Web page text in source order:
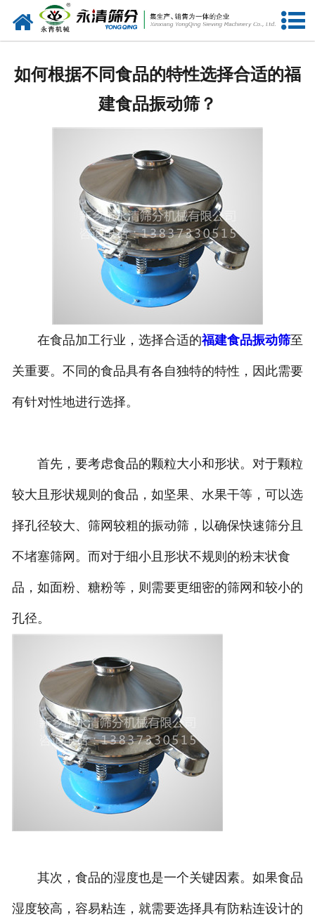
网站首页
产品中心
资质荣誉
服务准则
视频中心
联系我们
如何根据不同食品的特性选择合适的福
建食品振动筛？
在食品加工行业，选择合适的福建食品振动筛至
关重要。不同的食品具有各自独特的特性，因此需要
有针对性地进行选择。
首先，要考虑食品的颗粒大小和形状。对于颗粒
较大且形状规则的食品，如坚果、水果干等，可以选
择孔径较大、筛网较粗的振动筛，以确保快速筛分且
不堵塞筛网。而对于细小且形状不规则的粉末状食
品，如面粉、糖粉等，则需要更细密的筛网和较小的
孔径。
其次，食品的湿度也是一个关键因素。如果食品
湿度较高，容易粘连，就需要选择具有防粘连设计的